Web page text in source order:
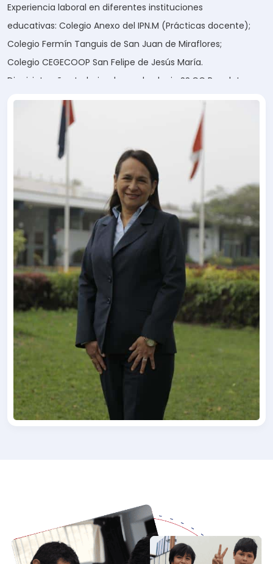
Experiencia laboral en diferentes instituciones
educativas: Colegio Anexo del IPN.M (Prácticas docente);
Colegio Fermín Tanguis de San Juan de Miraflores;
Colegio CEGECOOP San Felipe de Jesús María.
Diecisiete años trabajando en el colegio SS.CC Recoleta
donde se ha desempeñado como: Tutora de aula;
Docente; Asesora de Formación y del área de Persona,
Familia y Relaciones Humanas; Jefa de Formación y
Convivencia; Coordinadora de grado, Sub Directora de
Formación y Pastoral; y actualmente ocupa el cargo de
Directora del Colegio.